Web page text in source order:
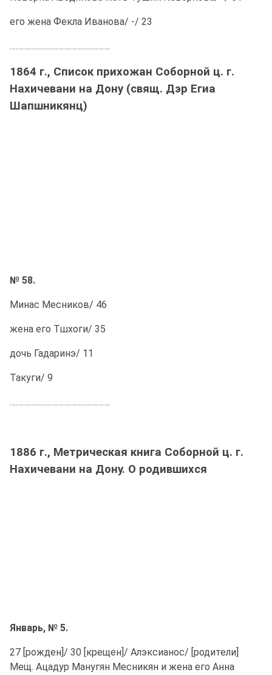
его жена Фекла Иванова/ -/ 23
……….……….……….……….……….
1864 г., Список прихожан Соборной ц. г.
Нахичевани на Дону (свящ. Дэр Егиа
Шапшникянц)
№ 58.
Минас Месников/ 46
жена его Тшхоги/ 35
дочь Гадаринэ/ 11
Такуги/ 9
……….……….……….……….……….
1886 г., Метрическая книга Соборной ц. г.
Нахичевани на Дону. О родившихся
Январь, № 5.
27 [рожден]/ 30 [крещен]/ Алэксианос/ [родители]
Мещ. Ацадур Манугян Месникян и жена его Анна